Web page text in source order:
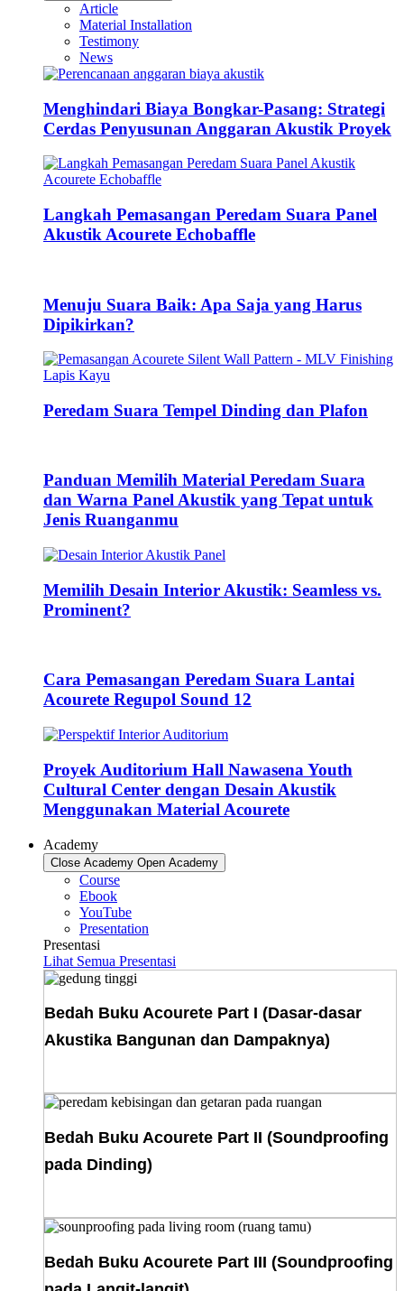
Article
Material Installation
Testimony
News
Menghindari Biaya Bongkar-Pasang: Strategi
Cerdas Penyusunan Anggaran Akustik Proyek
Langkah Pemasangan Peredam Suara Panel
Akustik Acourete Echobaffle
Menuju Suara Baik: Apa Saja yang Harus
Dipikirkan?
Peredam Suara Tempel Dinding dan Plafon
Panduan Memilih Material Peredam Suara
dan Warna Panel Akustik yang Tepat untuk
Jenis Ruanganmu
Memilih Desain Interior Akustik: Seamless vs.
Prominent?
Cara Pemasangan Peredam Suara Lantai
Acourete Regupol Sound 12
Proyek Auditorium Hall Nawasena Youth
Cultural Center dengan Desain Akustik
Menggunakan Material Acourete
Academy
Close Academy Open Academy
Course
Ebook
YouTube
Presentation
Presentasi
Lihat Semua Presentasi
Bedah Buku Acourete Part I (Dasar-dasar
Akustika Bangunan dan Dampaknya)
Bedah Buku Acourete Part II (Soundproofing
pada Dinding)
Bedah Buku Acourete Part III (Soundproofing